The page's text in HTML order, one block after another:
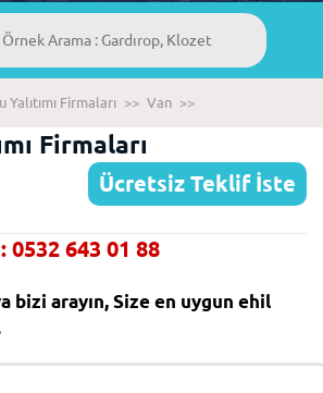
Yalıtımı Firmaları >> Van >>
Firmaları
Ücretsiz Teklif İste
0532 643 01 88
bizi arayın, Size en uygun ehil